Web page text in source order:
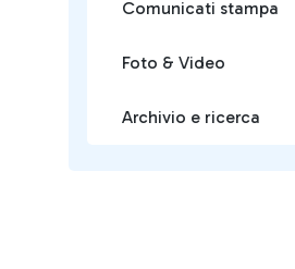
Comunicati stampa
Foto & Video
Archivio e ricerca